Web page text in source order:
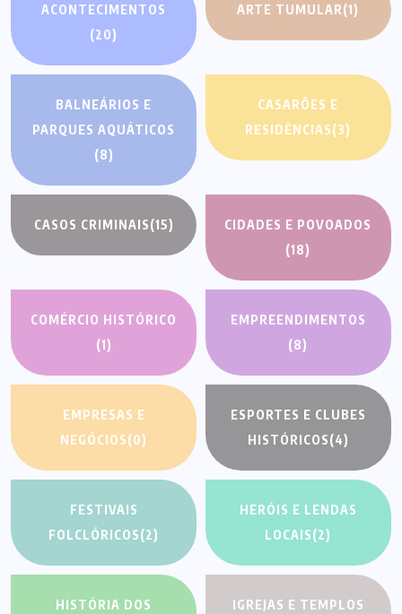
ACONTECIMENTOS
(20)
ARTE TUMULAR(1)
BALNEÁRIOS E
PARQUES AQUÁTICOS
(8)
CASARÕES E
RESIDÊNCIAS(3)
CASOS CRIMINAIS(15)
CIDADES E POVOADOS
(18)
COMÉRCIO HISTÓRICO
(1)
EMPREENDIMENTOS
(8)
EMPRESAS E
NEGÓCIOS(0)
ESPORTES E CLUBES
HISTÓRICOS(4)
FESTIVAIS
FOLCLÓRICOS(2)
HERÓIS E LENDAS
LOCAIS(2)
HISTÓRIA DOS
IGREJAS E TEMPLOS